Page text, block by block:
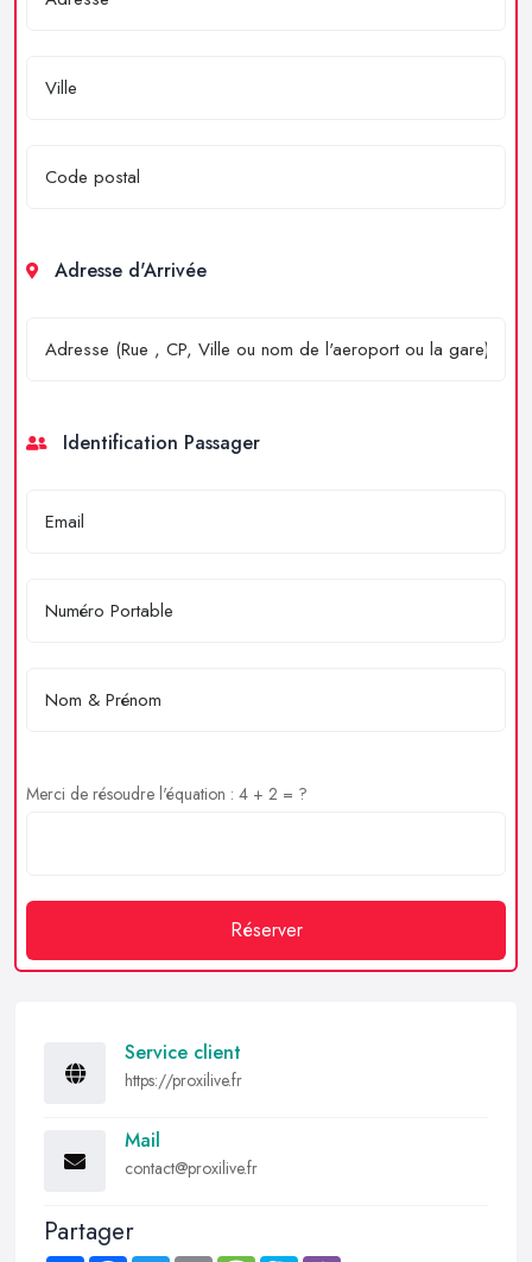
Adresse d'Arrivée
Identification Passager
Merci de résoudre l'équation : 4 + 2 = ?
Réserver
Service client
https://proxilive.fr
Mail
contact@proxilive.fr
Partager